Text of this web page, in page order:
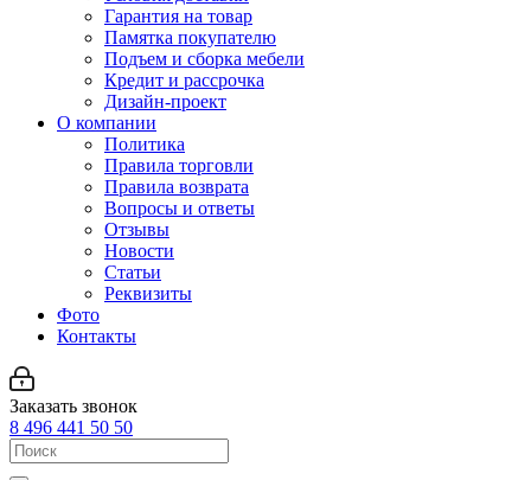
Гарантия на товар
Памятка покупателю
Подъем и сборка мебели
Кредит и рассрочка
Дизайн-проект
О компании
Политика
Правила торговли
Правила возврата
Вопросы и ответы
Отзывы
Новости
Статьи
Реквизиты
Фото
Контакты
Заказать звонок
8 496 441 50 50